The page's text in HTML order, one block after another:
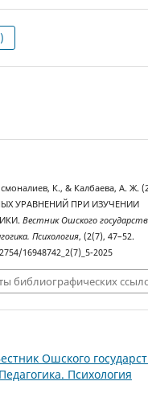
К., & Калбаева, А. Ж.
УРАВНЕНИЙ ПРИ ИЗУЧЕНИИ
Вестник Ошского
Психология, (2(7), 47–52.
16948742_2(7)_5-2025
библиографических
Ошского
Психология